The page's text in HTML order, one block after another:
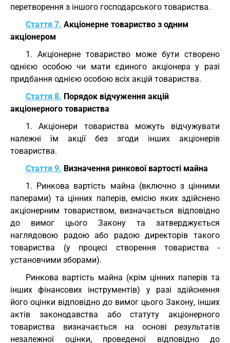
перетворення з іншого господарського товариства.
Стаття 7. Акціонерне товариство з одним
акціонером
1. Акціонерне товариство може бути створено
однією особою чи мати єдиного акціонера у разі
придбання однією особою всіх акцій товариства.
Стаття 8. Порядок відчуження акцій
акціонерного товариства
1. Акціонери товариства можуть відчужувати
належні їм акції без згоди інших акціонерів
товариства.
Стаття 9. Визначення ринкової вартості майна
1. Ринкова вартість майна (включно з цінними
паперами) та цінних паперів, емісію яких здійснено
акціонерним товариством, визначається відповідно
до вимог цього Закону та затверджується
наглядовою радою або радою директорів такого
товариства (у процесі створення товариства -
установчими зборами).
Ринкова вартість майна (крім цінних паперів та
інших фінансових інструментів) у разі здійснення
його оцінки відповідно до вимог цього Закону, інших
актів законодавства або статуту акціонерного
товариства визначається на основі результатів
незалежної оцінки, проведеної відповідно до